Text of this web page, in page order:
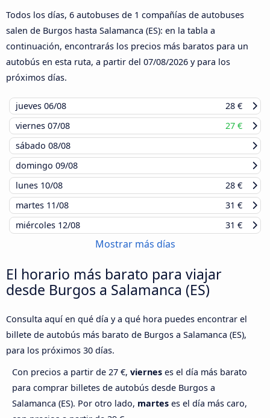
Todos los días, 6 autobuses de 1 compañías de autobuses
salen de Burgos hasta Salamanca (ES): en la tabla a
continuación, encontrarás los precios más baratos para un
autobús en esta ruta, a partir del 07/08/2026 y para los
próximos días.
jueves 06/08
28 €
viernes 07/08
27 €
sábado 08/08
domingo 09/08
lunes 10/08
28 €
martes 11/08
31 €
miércoles 12/08 31 €
Mostrar más días
El horario más barato para viajar
desde Burgos a Salamanca (ES)
Consulta aquí en qué día y a qué hora puedes encontrar el
billete de autobús más barato de Burgos a Salamanca (ES),
para los próximos 30 días.
Con precios a partir de 27 €, viernes es el día más barato
para comprar billetes de autobús desde Burgos a
Salamanca (ES). Por otro lado, martes es el día más caro,